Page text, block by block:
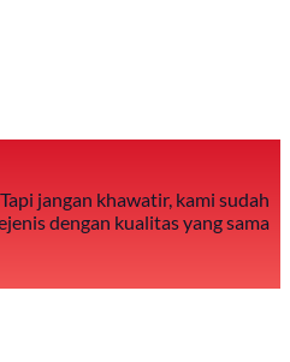
jangan khawatir, kami sudah
dengan kualitas yang sama